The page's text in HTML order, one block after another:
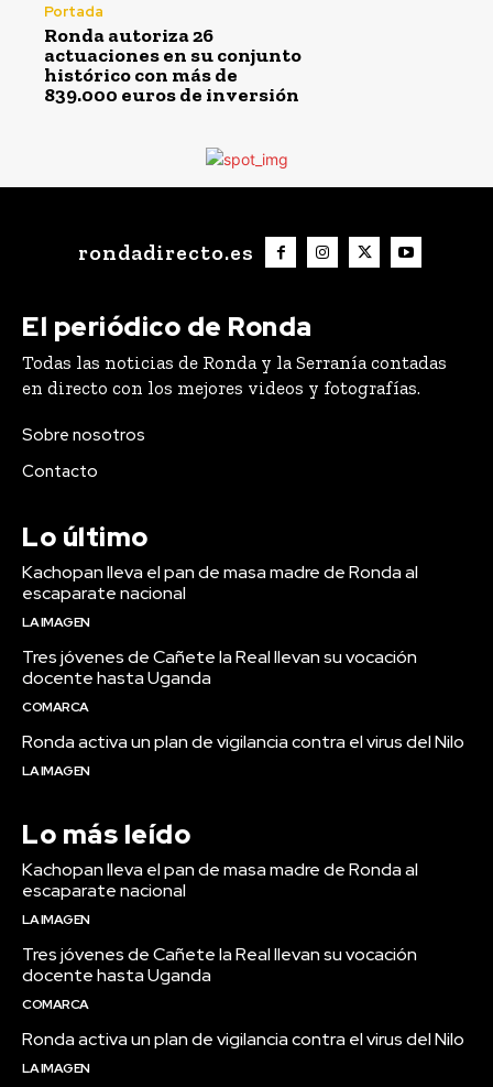
Portada
Ronda autoriza 26
actuaciones en su conjunto
histórico con más de
839.000 euros de inversión
rondadirecto.es
El periódico de Ronda
Todas las noticias de Ronda y la Serranía contadas
en directo con los mejores videos y fotografías.
Sobre nosotros
Contacto
Lo último
Kachopan lleva el pan de masa madre de Ronda al
escaparate nacional
LA IMAGEN
Tres jóvenes de Cañete la Real llevan su vocación
docente hasta Uganda
COMARCA
Ronda activa un plan de vigilancia contra el virus del Nilo
LA IMAGEN
Lo más leído
Kachopan lleva el pan de masa madre de Ronda al
escaparate nacional
LA IMAGEN
Tres jóvenes de Cañete la Real llevan su vocación
docente hasta Uganda
COMARCA
Ronda activa un plan de vigilancia contra el virus del Nilo
LA IMAGEN